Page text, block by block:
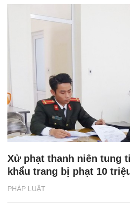
PHÁP LUẬT
Xử phạt thanh niên tung
khẩu trang bị phạt 10